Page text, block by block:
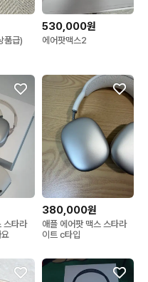
품급)
530,000원
에어팟맥스2
스타라
380,000원
애플 에어팟 맥스 스타라
이트 c타입